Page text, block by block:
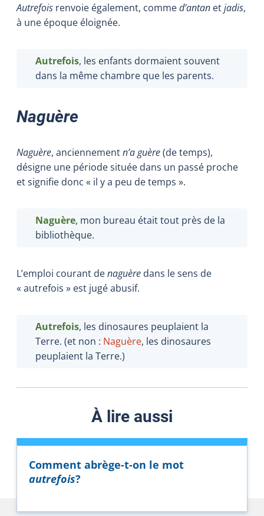
Autrefois renvoie également, commed’antan etjadis,
à une époque éloignée.
Autrefois, les enfants dormaient souvent
dans la même chambre que les parents.
Naguère
Naguère, anciennementn’a guère(de temps),
désigne une période située dans un passé proche
et signifie donc « il y a peu de temps ».
Naguère, mon bureau était tout près de la
bibliothèque.
L’emploi courant denaguère dans le sens de
« autrefois » est jugé abusif.
Autrefois, les dinosaures peuplaient la
Terre. (et non : Naguère, les dinosaures
peuplaient la Terre.)
À lire aussi
Comment abrège-t-on le mot
autrefois?